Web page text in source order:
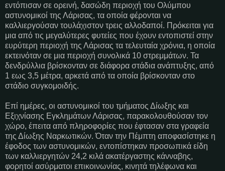
εντόπισαν σε ορεινή, δασώδη περιοχή του Ολύμπου
αστυνομικοί της Λάρισας, τα οποία φέρονται να
καλλιεργούσαν τουλάχιστον τρεις αλλοδαποί. Πρόκειται για
μια από τις μεγαλύτερες φυτείες που έχουν εντοπιστεί στην
ευρύτερη περιοχή της Λάρισας τα τελευταία χρόνια, η οποία
εκτεινόταν σε μια περιοχή συνολικά 10 στρεμμάτων. Τα
δενδρύλλια βρίσκονταν σε διάφορα στάδια ανάπτυξης, από
1 εως 3,5 μέτρα, αρκετά από τα οποία βρίσκονταν στο
στάδιο συγκομοιδής.
Επί ημέρες, οι αστυνομικοί του τμήματος Δίωξης και
Εξιχνίασης Εγκλημάτων Λάρισας, παρακολουθούσαν τον
χώρο, έπειτα από πληροφορίες που έφτασαν στα γραφεία
της Δίωξης Ναρκωτικών. Όταν την Πέμπτη αποφασίστηκε η
έφοδος των αστυνομικών, εντοπίστηκαν προσωπικά είδη
των καλλιεργητών 24,2 κιλά ακατέργαστης κάνναβης,
φορητοί ασύρματοι επικοινωνίας, κινητά τηλέφωνα και